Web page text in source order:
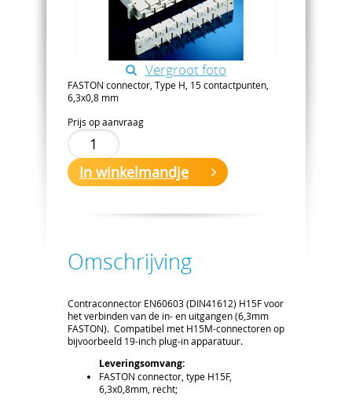
Vergroot foto
FASTON connector, Type H, 15 contactpunten,
6,3x0,8 mm
Prijs op aanvraag
In winkelmandje
Omschrijving
Contraconnector EN60603 (DIN41612) H15F voor
het verbinden van de in- en uitgangen (6,3mm
FASTON). Compatibel met H15M-connectoren op
bijvoorbeeld 19-inch plug-in apparatuur.
Leveringsomvang:
FASTON connector, type H15F,
6,3x0,8mm, recht;